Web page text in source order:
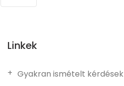
Linkek
Gyakran ismételt kérdések